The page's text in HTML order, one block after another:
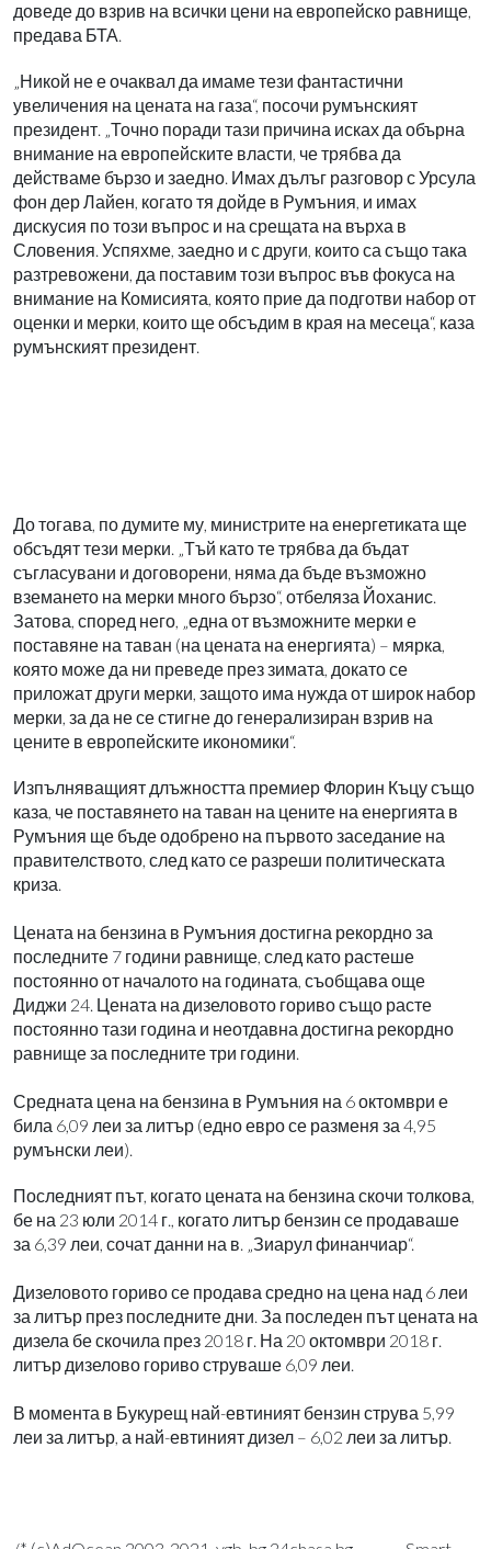
доведе до взрив на всички цени на европейско равнище,
предава БТА.
„Никой не е очаквал да имаме тези фантастични
увеличения на цената на газа“, посочи румънският
президент. „Точно поради тази причина исках да обърна
внимание на европейските власти, че трябва да
действаме бързо и заедно. Имах дълъг разговор с Урсула
фон дер Лайен, когато тя дойде в Румъния, и имах
дискусия по този въпрос и на срещата на върха в
Словения. Успяхме, заедно и с други, които са също така
разтревожени, да поставим този въпрос във фокуса на
внимание на Комисията, която прие да подготви набор от
оценки и мерки, които ще обсъдим в края на месеца“, каза
румънският президент.
До тогава, по думите му, министрите на енергетиката ще
обсъдят тези мерки. „Тъй като те трябва да бъдат
съгласувани и договорени, няма да бъде възможно
вземането на мерки много бързо“, отбеляза Йоханис.
Затова, според него, „една от възможните мерки е
поставяне на таван (на цената на енергията) – мярка,
която може да ни преведе през зимата, докато се
приложат други мерки, защото има нужда от широк набор
мерки, за да не се стигне до генерализиран взрив на
цените в европейските икономики“.
Изпълняващият длъжността премиер Флорин Къцу също
каза, че поставянето на таван на цените на енергията в
Румъния ще бъде одобрено на първото заседание на
правителството, след като се разреши политическата
криза.
Цената на бензина в Румъния достигна рекордно за
последните 7 години равнище, след като растеше
постоянно от началото на годината, съобщава още
Диджи 24. Цената на дизеловото гориво също расте
постоянно тази година и неотдавна достигна рекордно
равнище за последните три години.
Средната цена на бензина в Румъния на 6 октомври е
била 6,09 леи за литър (едно евро се разменя за 4,95
румънски леи).
Последният път, когато цената на бензина скочи толкова,
бе на 23 юли 2014 г., когато литър бензин се продаваше
за 6,39 леи, сочат данни на в. „Зиарул финанчиар“.
Дизеловото гориво се продава средно на цена над 6 леи
за литър през последните дни. За последен път цената на
дизела бе скочила през 2018 г. На 20 октомври 2018 г.
литър дизелово гориво струваше 6,09 леи.
В момента в Букурещ най-евтиният бензин струва 5,99
леи за литър, а най-евтиният дизел – 6,02 леи за литър.